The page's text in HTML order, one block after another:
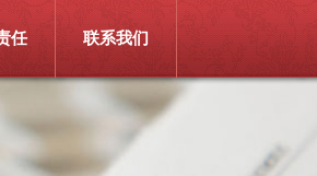
任 联系我们